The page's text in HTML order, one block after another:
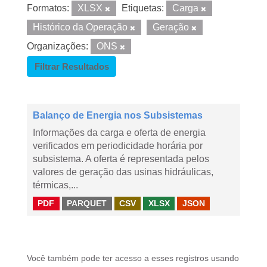
Formatos: XLSX Etiquetas:
Carga
Histórico da Operação
Geração
Organizações:
ONS
Filtrar Resultados
Balanço de Energia nos Subsistemas
Informações da carga e oferta de energia
verificados em periodicidade horária por
subsistema. A oferta é representada pelos
valores de geração das usinas hidráulicas,
térmicas,...
PDF PARQUET CSV XLSX JSON
Você também pode ter acesso a esses registros usando